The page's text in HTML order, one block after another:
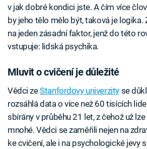
v jak dobré kondici jste. A čím více
by jeho tělo mělo být, taková je logika.
na jeden zásadní faktor, jenž do této
vstupuje: lidská psychika.
Mluvit o cvičení je důležité
Vědci zeStanfordovy univerzityse
rozsáhlá data o více než 60 tisících
sbírány v průběhu 21 let, z čehož už
mnohé. Vědci se zaměřili nejen na
ke cvičení, ale i na psychologické jevy